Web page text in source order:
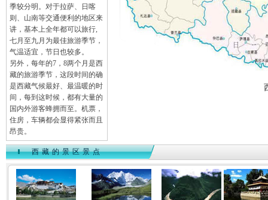
季较分明。对于拉萨、日喀
则、山南等交通便利的地区来
讲，基本上全年都可以旅行,
七月至九月为最佳旅游季节，
气温适宜，节日也较多。
另外，每年的7，8两个月是西
藏的旅游季节，这段时间的确
是西藏气候最好、最温暖的时
间，每到这时候，都有大量的
国内外游客蜂拥而至。机票，
住房，车辆都会显得紧张而且
昂贵。
西藏的景区景点